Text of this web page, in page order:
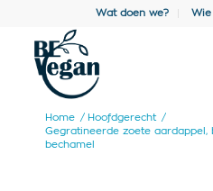
Wat doen we? Wie
Home / Hoofdgerecht /
Gegratineerde zoete aardappel,
bechamel